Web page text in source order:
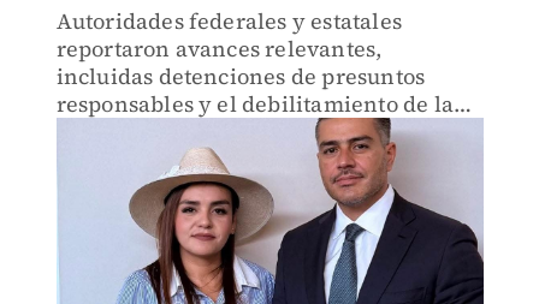
Autoridades federales y estatales
reportaron avances relevantes,
incluidas detenciones de presuntos
responsables y el debilitamiento de la
estructura criminal implicada.